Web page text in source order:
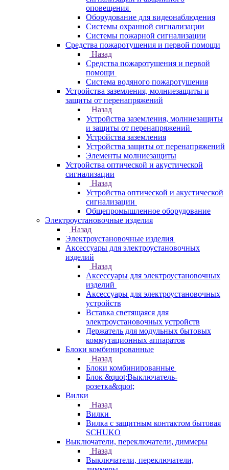
оповещения
Оборудование для видеонаблюдения
Системы охранной сигнализации
Системы пожарной сигнализации
Средства пожаротушения и первой помощи
Назад
Средства пожаротушения и первой
помощи
Система водяного пожаротушения
Устройства заземления, молниезащиты и
защиты от перенапряжений
Назад
Устройства заземления, молниезащиты
и защиты от перенапряжений
Устройства заземления
Устройства защиты от перенапряжений
Элементы молниезащиты
Устройства оптической и акустической
сигнализации
Назад
Устройства оптической и акустической
сигнализации
Общепромышленное оборудование
Электроустановочные изделия
Назад
Электроустановочные изделия
Аксессуары для электроустановочных
изделий
Назад
Аксессуары для электроустановочных
изделий
Аксессуары для электроустановочных
устройств
Вставка светящаяся для
электроустановочных устройств
Держатель для модульных бытовых
коммутационных аппаратов
Блоки комбинированные
Назад
Блоки комбинированные
Блок &quot;Выключатель-
розетка&quot;
Вилки
Назад
Вилки
Вилка с защитным контактом бытовая
SCHUKO
Выключатели, переключатели, диммеры
Назад
Выключатели, переключатели,